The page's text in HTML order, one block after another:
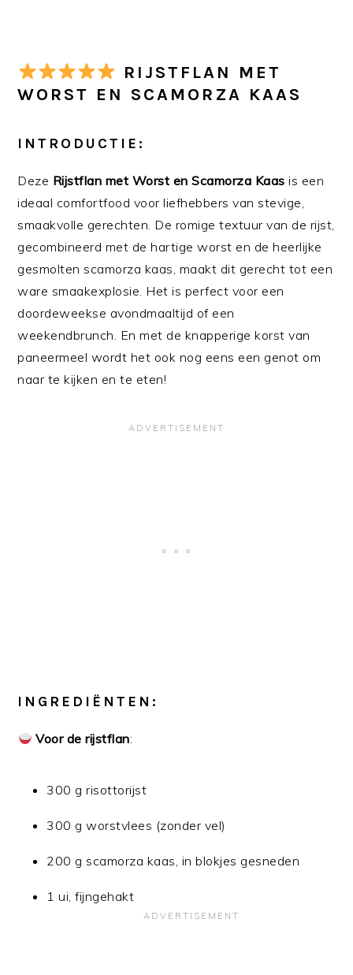
RIJSTFLAN MET
WORST EN SCAMORZA KAAS
INTRODUCTIE:
Deze Rijstflan met Worst en Scamorza Kaas is een
ideaal comfortfood voor liefhebbers van stevige,
smaakvolle gerechten. De romige textuur van de rijst,
gecombineerd met de hartige worst en de heerlijke
gesmolten scamorza kaas, maakt dit gerecht tot een
ware smaakexplosie. Het is perfect voor een
doordeweekse avondmaaltijd of een
weekendbrunch. En met de knapperige korst van
paneermeel wordt het ook nog eens een genot om
naar te kijken en te eten!
INGREDIËNTEN:
Voor de rijstflan:
300 g risottorijst
300 g worstvlees (zonder vel)
200 g scamorza kaas, in blokjes gesneden
1 ui, fijngehakt